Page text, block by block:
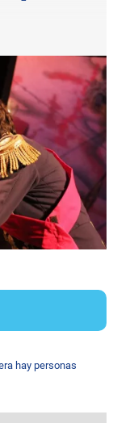
hay personas